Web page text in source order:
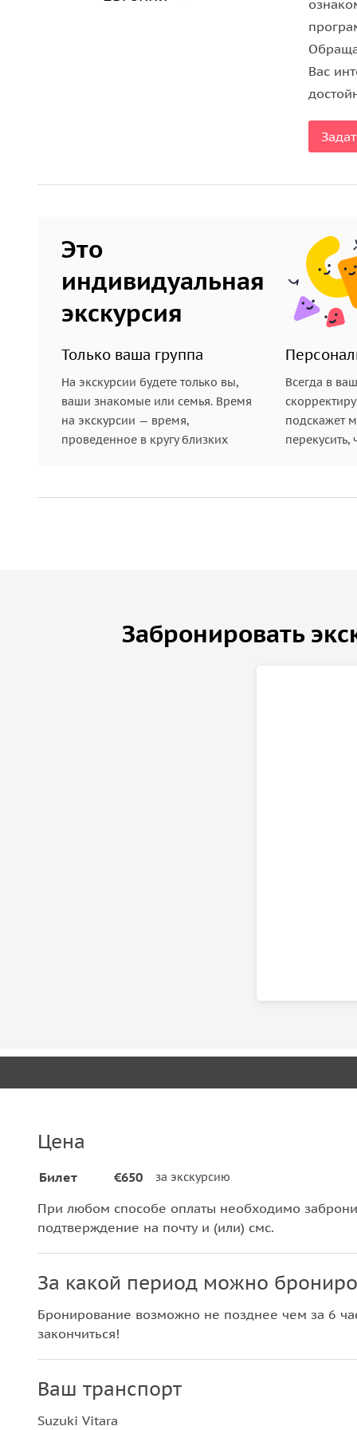
кухни и почувствовать ритм островной жизни.
Вас
Это
индивидуальная
экскурсия
Только ваша группа
На экскурсии будете только вы,
ваши знакомые или семья. Время
на экскурсии — время,
проведенное в кругу близких
Всегда в
подскажет
перекусить,
Забронировать
Цена
Билет €650 за экскурсию
При любом способе оплаты необходимо
подтверждение на почту и (или) смс.
За какой период можно
Бронирование возможно не позднее чем за 6
закончиться!
Ваш транспорт
Suzuki Vitara